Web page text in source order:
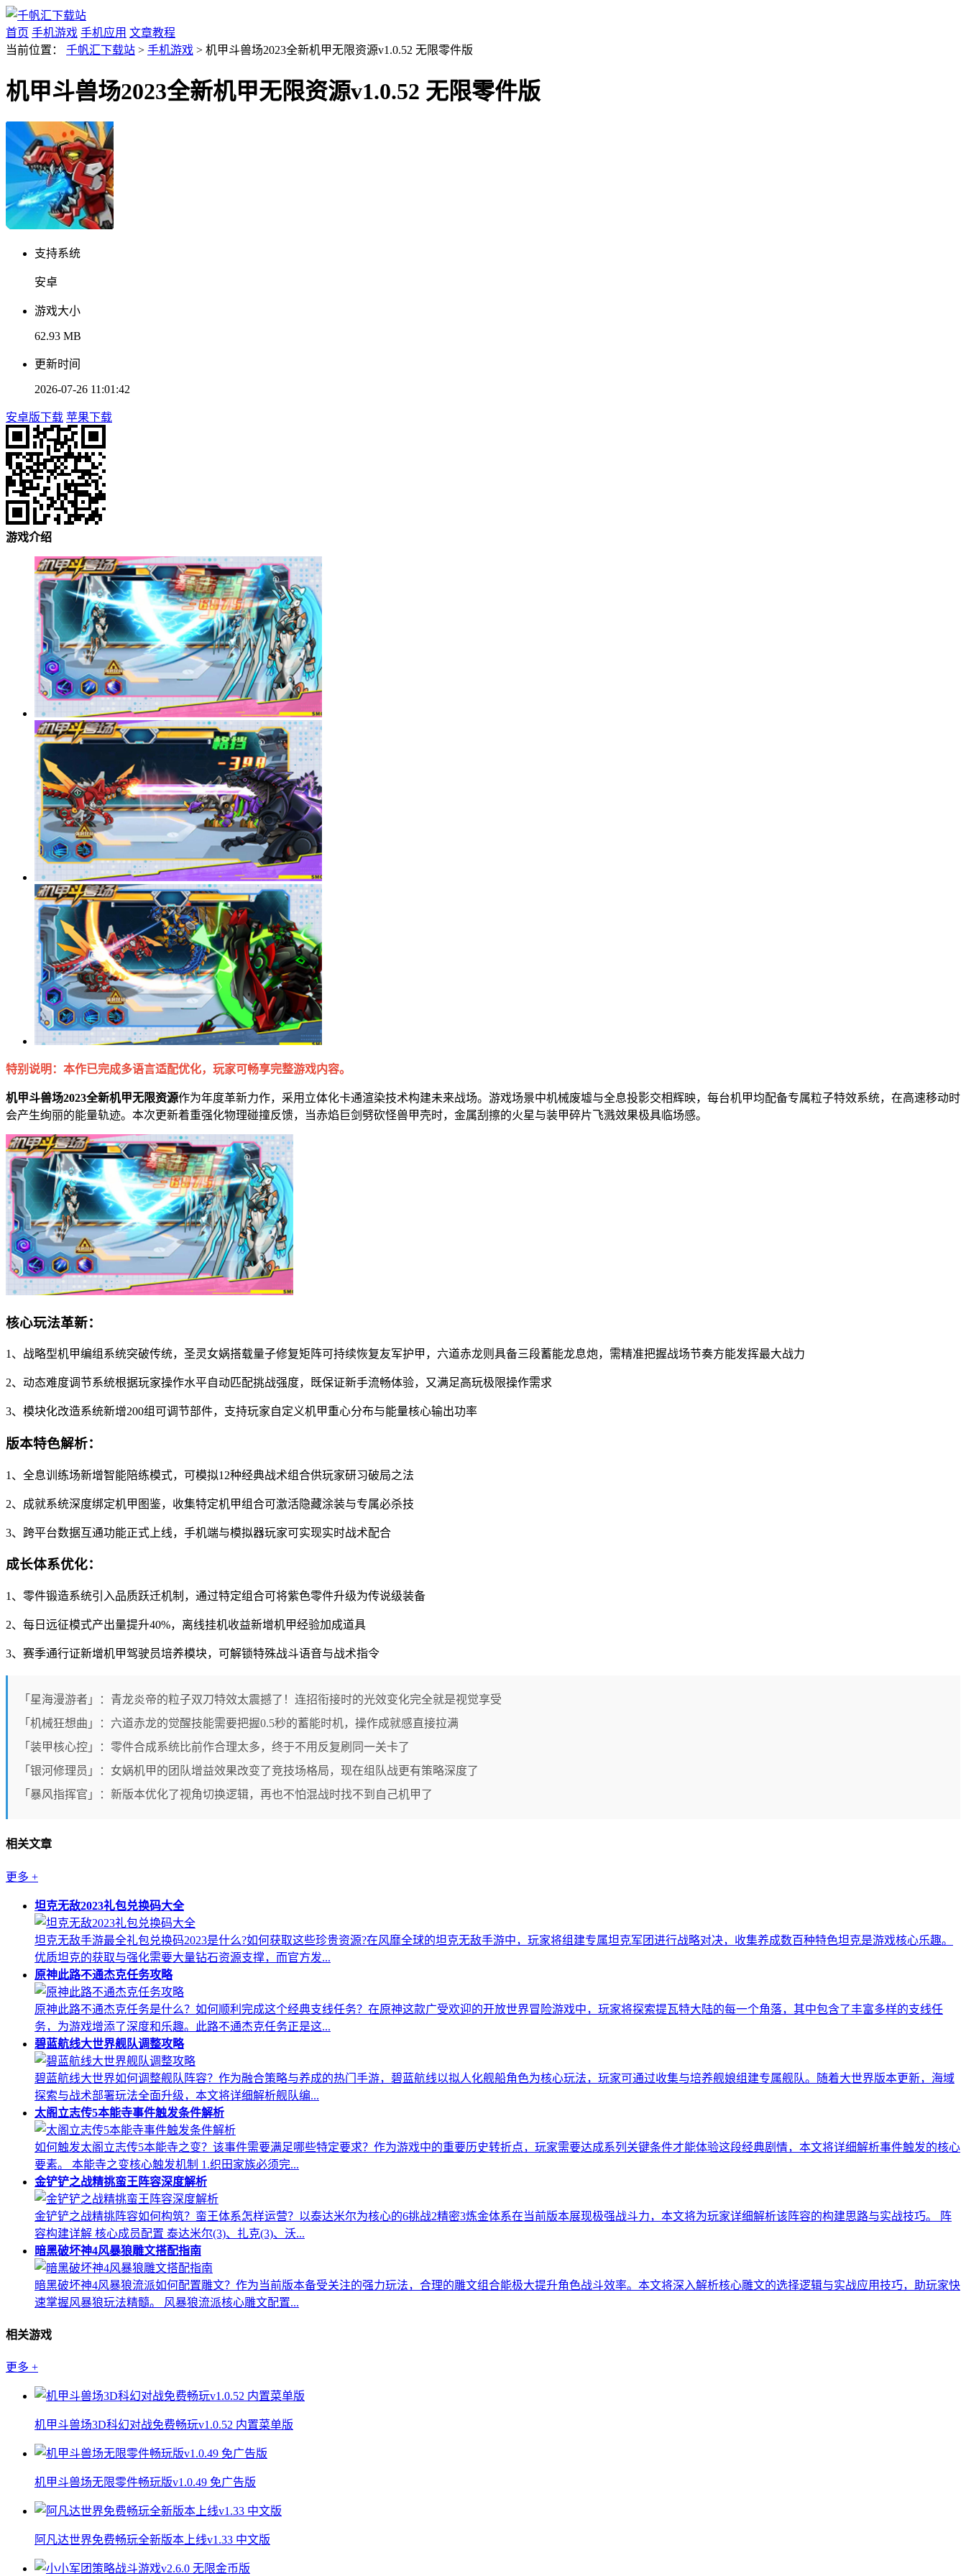
首页 手机游戏 手机应用 文章教程
当前位置： 千帆汇下载站 > 手机游戏 > 机甲斗兽场2023全新机甲无限资源v1.0.52 无限零件版
机甲斗兽场2023全新机甲无限资源v1.0.52 无限零件版
支持系统
安卓
游戏大小
62.93 MB
更新时间
2026-07-26 11:01:42
安卓版下载 苹果下载
游戏介绍
特别说明：本作已完成多语言适配优化，玩家可畅享完整游戏内容。
机甲斗兽场2023全新机甲无限资源作为年度革新力作，采用立体化卡通渲染技术构建未来战场。游戏场景中机械废墟与全息投影交相辉映，每台机甲均配备专属粒子特效系统，在高速移动时
会产生绚丽的能量轨迹。本次更新着重强化物理碰撞反馈，当赤焰巨剑劈砍怪兽甲壳时，金属刮擦的火星与装甲碎片飞溅效果极具临场感。
核心玩法革新：
1、战略型机甲编组系统突破传统，圣灵女娲搭载量子修复矩阵可持续恢复友军护甲，六道赤龙则具备三段蓄能龙息炮，需精准把握战场节奏方能发挥最大战力
2、动态难度调节系统根据玩家操作水平自动匹配挑战强度，既保证新手流畅体验，又满足高玩极限操作需求
3、模块化改造系统新增200组可调节部件，支持玩家自定义机甲重心分布与能量核心输出功率
版本特色解析：
1、全息训练场新增智能陪练模式，可模拟12种经典战术组合供玩家研习破局之法
2、成就系统深度绑定机甲图鉴，收集特定机甲组合可激活隐藏涂装与专属必杀技
3、跨平台数据互通功能正式上线，手机端与模拟器玩家可实现实时战术配合
成长体系优化：
1、零件锻造系统引入品质跃迁机制，通过特定组合可将紫色零件升级为传说级装备
2、每日远征模式产出量提升40%，离线挂机收益新增机甲经验加成道具
3、赛季通行证新增机甲驾驶员培养模块，可解锁特殊战斗语音与战术指令
「星海漫游者」：青龙炎帝的粒子双刀特效太震撼了！连招衔接时的光效变化完全就是视觉享受
「机械狂想曲」：六道赤龙的觉醒技能需要把握0.5秒的蓄能时机，操作成就感直接拉满
「装甲核心控」：零件合成系统比前作合理太多，终于不用反复刷同一关卡了
「银河修理员」：女娲机甲的团队增益效果改变了竞技场格局，现在组队战更有策略深度了
「暴风指挥官」：新版本优化了视角切换逻辑，再也不怕混战时找不到自己机甲了
相关文章
更多 +
坦克无敌2023礼包兑换码大全
坦克无敌手游最全礼包兑换码2023是什么?如何获取这些珍贵资源?在风靡全球的坦克无敌手游中，玩家将组建专属坦克军团进行战略对决，收集养成数百种特色坦克是游戏核心乐趣。
优质坦克的获取与强化需要大量钻石资源支撑，而官方发...
原神此路不通杰克任务攻略
原神此路不通杰克任务是什么？如何顺利完成这个经典支线任务？在原神这款广受欢迎的开放世界冒险游戏中，玩家将探索提瓦特大陆的每一个角落，其中包含了丰富多样的支线任
务，为游戏增添了深度和乐趣。此路不通杰克任务正是这...
碧蓝航线大世界舰队调整攻略
碧蓝航线大世界如何调整舰队阵容？作为融合策略与养成的热门手游，碧蓝航线以拟人化舰船角色为核心玩法，玩家可通过收集与培养舰娘组建专属舰队。随着大世界版本更新，海域
探索与战术部署玩法全面升级，本文将详细解析舰队编...
太阁立志传5本能寺事件触发条件解析
如何触发太阁立志传5本能寺之变？该事件需要满足哪些特定要求？作为游戏中的重要历史转折点，玩家需要达成系列关键条件才能体验这段经典剧情，本文将详细解析事件触发的核心
要素。 本能寺之变核心触发机制 1.织田家族必须完...
金铲铲之战精挑蛮王阵容深度解析
金铲铲之战精挑阵容如何构筑？蛮王体系怎样运营？以泰达米尔为核心的6挑战2精密3炼金体系在当前版本展现极强战斗力，本文将为玩家详细解析该阵容的构建思路与实战技巧。 阵
容构建详解 核心成员配置 泰达米尔(3)、扎克(3)、沃...
暗黑破坏神4风暴狼雕文搭配指南
暗黑破坏神4风暴狼流派如何配置雕文？作为当前版本备受关注的强力玩法，合理的雕文组合能极大提升角色战斗效率。本文将深入解析核心雕文的选择逻辑与实战应用技巧，助玩家快
速掌握风暴狼玩法精髓。 风暴狼流派核心雕文配置...
相关游戏
更多 +
机甲斗兽场3D科幻对战免费畅玩v1.0.52 内置菜单版
机甲斗兽场无限零件畅玩版v1.0.49 免广告版
阿凡达世界免费畅玩全新版本上线v1.33 中文版